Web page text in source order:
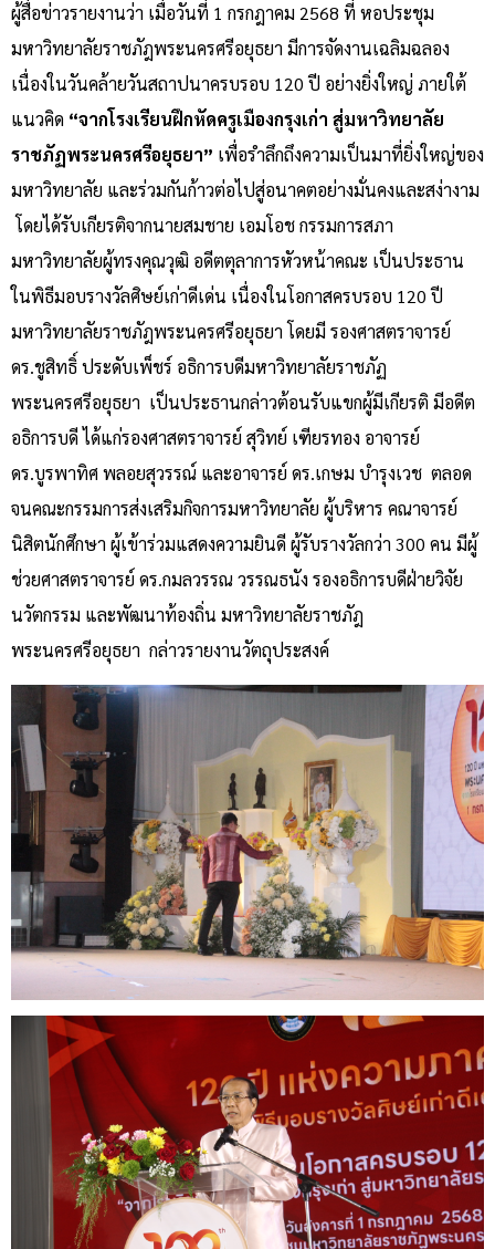
ผู้สื่อข่าวรายงานว่า เมื่อวันที่ 1 กรกฎาคม 2568 ที่ หอประชุม
มหาวิทยาลัยราชภัฎพระนครศรีอยุธยา มีการจัดงานเฉลิมฉลอง
เนื่องในวันคล้ายวันสถาปนาครบรอบ 120 ปี อย่างยิ่งใหญ่ ภายใต้
แนวคิด “จากโรงเรียนฝึกหัดครูเมืองกรุงเก่า สู่มหาวิทยาลัย
ราชภัฏพระนครศรีอยุธยา” เพื่อรำลึกถึงความเป็นมาที่ยิ่งใหญ่ของ
มหาวิทยาลัย และร่วมกันก้าวต่อไปสู่อนาคตอย่างมั่นคงและสง่างาม
โดยได้รับเกียรติจากนายสมชาย เอมโอช กรรมการสภา
มหาวิทยาลัยผู้ทรงคุณวุฒิ อดีตตุลาการหัวหน้าคณะ เป็นประธาน
ในพิธีมอบรางวัลศิษย์เก่าดีเด่น เนื่องในโอกาสครบรอบ 120 ปี
มหาวิทยาลัยราชภัฎพระนครศรีอยุธยา โดยมี รองศาสตราจารย์
ดร.ชูสิทธิ์ ประดับเพ็ชร์ อธิการบดีมหาวิทยาลัยราชภัฏ
พระนครศรีอยุธยา เป็นประธานกล่าวต้อนรับแขกผู้มีเกียรติ มีอดีต
อธิการบดี ได้แก่รองศาสตราจารย์ สุวิทย์ เฑียรทอง อาจารย์
ดร.บูรพาทิศ พลอยสุวรรณ์ และอาจารย์ ดร.เกษม บำรุงเวช ตลอด
จนคณะกรรมการส่งเสริมกิจการมหาวิทยาลัย ผู้บริหาร คณาจารย์
นิสิตนักศึกษา ผู้เข้าร่วมแสดงความยินดี ผู้รับรางวัลกว่า 300 คน มีผู้
ช่วยศาสตราจารย์ ดร.กมลวรรณ วรรณธนัง รองอธิการบดีฝ่ายวิจัย
นวัตกรรม และพัฒนาท้องถิ่น มหาวิทยาลัยราชภัฎ
พระนครศรีอยุธยา กล่าวรายงานวัตถุประสงค์